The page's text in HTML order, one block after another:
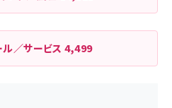
ル／サービス4,499